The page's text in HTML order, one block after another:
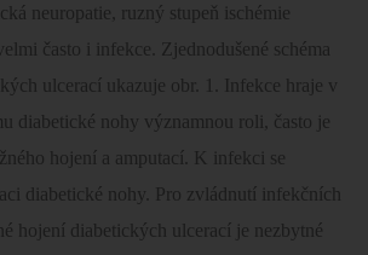
neuropatie, ruzný stupeň ischémie
často i infekce. Zjednodušené schéma
ulcerací ukazuje obr. 1. Infekce hraje v
diabetické nohy významnou roli, často je
hojení a amputací. K infekci se
diabetické nohy. Pro zvládnutí infekčních
hojení diabetických ulcerací je nezbytné